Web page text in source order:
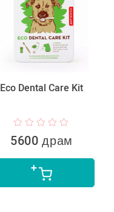
Eco Dental Care Kit
5600 драм